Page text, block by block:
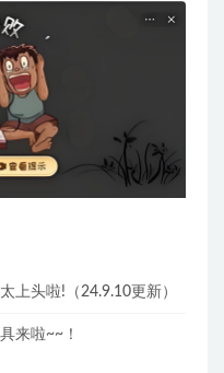
上头啦!（24.9.10更新）
来啦~~！